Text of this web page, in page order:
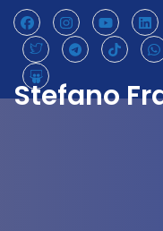
Skip
content
Stefano